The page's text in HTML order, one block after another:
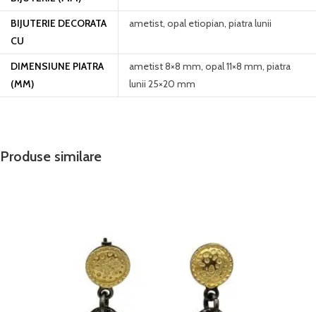
BIJUTERIE DECORATA
CU
ametist, opal etiopian, piatra lunii
DIMENSIUNE PIATRA
(MM)
ametist 8×8 mm, opal 11×8 mm, piatra
lunii 25×20 mm
Produse similare